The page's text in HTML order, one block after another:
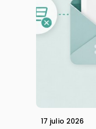
17 julio 2026